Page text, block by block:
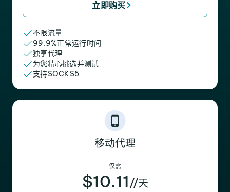
立即购买
不限流量
99.9%正常运行时间
独享代理
为您精心挑选并测试
支持SOCKS5
移动代理
仅需
$10.11 //天